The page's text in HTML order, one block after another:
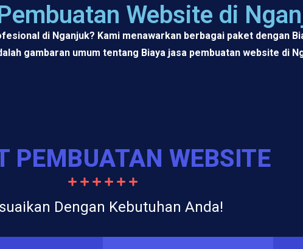
Website di
di Nganjuk? Kami menawarkan berbagai paket dengan
gambaran umum tentang Biaya jasa pembuatan website di
PEMBUATAN WEBSITE
Dengan Kebutuhan Anda!